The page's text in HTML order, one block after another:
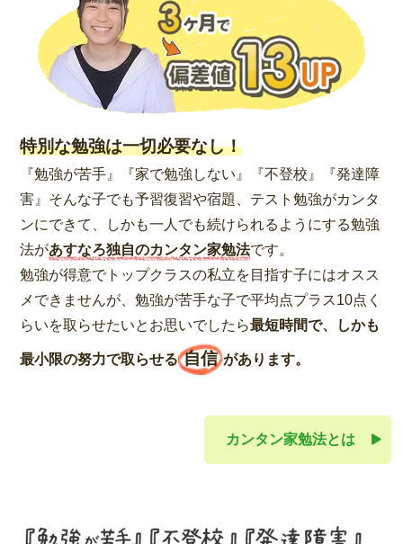
特別な勉強は一切必要なし！
『勉強が苦手』『家で勉強しない』『不登校』『発達障
害』そんな子でも予習復習や宿題、テスト勉強がカンタ
ンにできて、しかも一人でも続けられるようにする勉強
法があすなろ独自のカンタン家勉法です。
勉強が得意でトップクラスの私立を目指す子にはオスス
メできませんが、勉強が苦手な子で平均点プラス10点く
らいを取らせたいとお思いでしたら最短時間で、しかも
最小限の努力で取らせる 自信 があります。
カンタン家勉法とは